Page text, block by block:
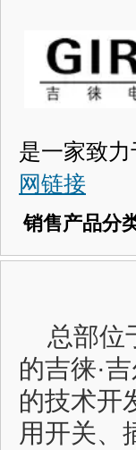
是一家致
网链接
销售产品分
总部位
的吉徕·
的技术开
用开关、